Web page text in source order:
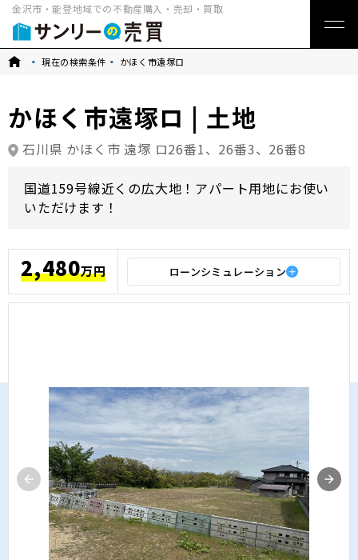
金沢市・能登地域での不動産購入・売却・買取
トップ現在の検索条件 かほく市遠塚ロ
かほく市遠塚ロ | 土地
石川県 かほく市 遠塚 ロ26番1、26番3、26番8
国道159号線近くの広大地！アパート用地にお使い
いただけます！
2,480万円 ローンシミュレーション